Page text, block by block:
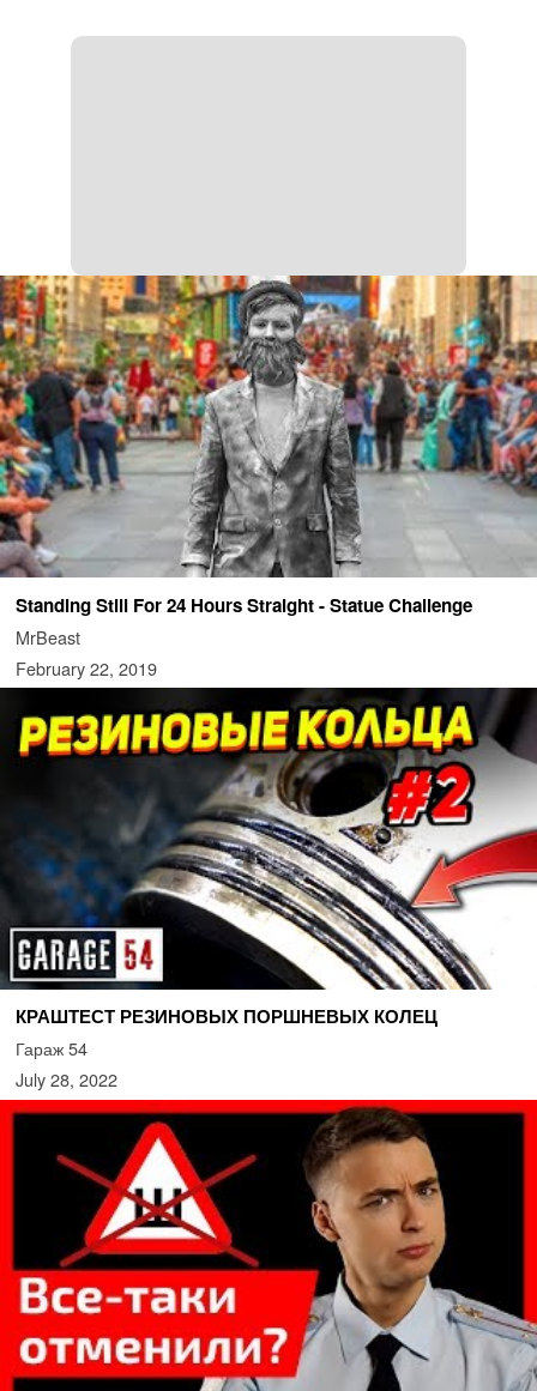
Standing Still For 24 Hours Straight - Statue Challenge
MrBeast
February 22, 2019
КРАШТЕСТ РЕЗИНОВЫХ ПОРШНЕВЫХ КОЛЕЦ
Гараж 54
July 28, 2022